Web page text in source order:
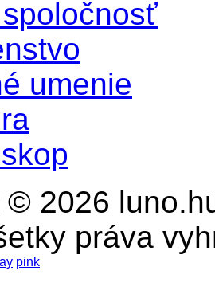
umenie
© 2026
práva
pink